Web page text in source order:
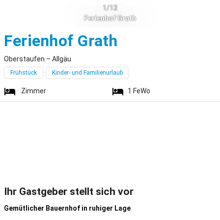
1/13
Ferienhof Grath
Ferienhof Grath
Oberstaufen – Allgäu
Frühstück Kinder- und Familienurlaub
Zimmer 1 FeWo
Ihr Gastgeber stellt sich vor
Gemütlicher Bauernhof in ruhiger Lage